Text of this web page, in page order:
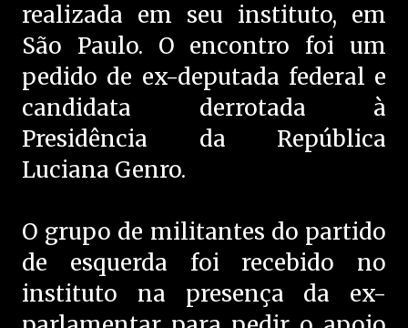
realizada em seu instituto, em
São Paulo. O encontro foi um
pedido de ex-deputada federal e
candidata derrotada à
Presidência da República
Luciana Genro.
O grupo de militantes do partido
de esquerda foi recebido no
instituto na presença da ex-